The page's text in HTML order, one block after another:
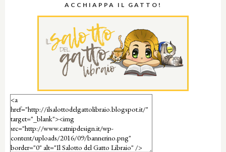
ACCHIAPPA IL GATTO!